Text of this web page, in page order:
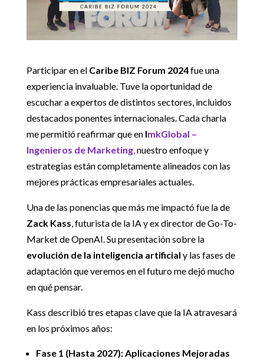
Participar en el Caribe BIZ Forum 2024fue una
experiencia invaluable. Tuve la oportunidad de
escuchar a expertos de distintos sectores, incluidos
destacados ponentes internacionales. Cada charla
me permitió reafirmar que en ImkGlobal –
Ingenieros de Marketing,nuestro enfoque y
estrategias están completamente alineados con las
mejores prácticas empresariales actuales.
Una de las ponencias que más me impactó fue la de
Zack Kass, futurista de la IA y ex director de Go-To-
Market de OpenAI. Su presentación sobre la
evolución de la inteligencia artificial y las fases de
adaptación que veremos en el futuro me dejó mucho
en qué pensar.
Kass describió tres etapas clave que la IA atravesará
en los próximos años:
Fase 1 (Hasta 2027): Aplicaciones Mejoradas